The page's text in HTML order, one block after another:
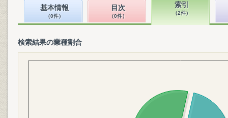
基本情報
（0件）
目次
（0件）
索引
（2件）
検索結果の業種割合